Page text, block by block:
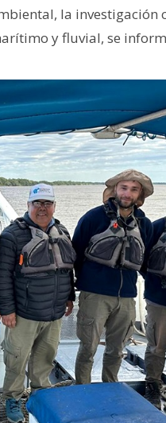
la investigación
y fluvial, se